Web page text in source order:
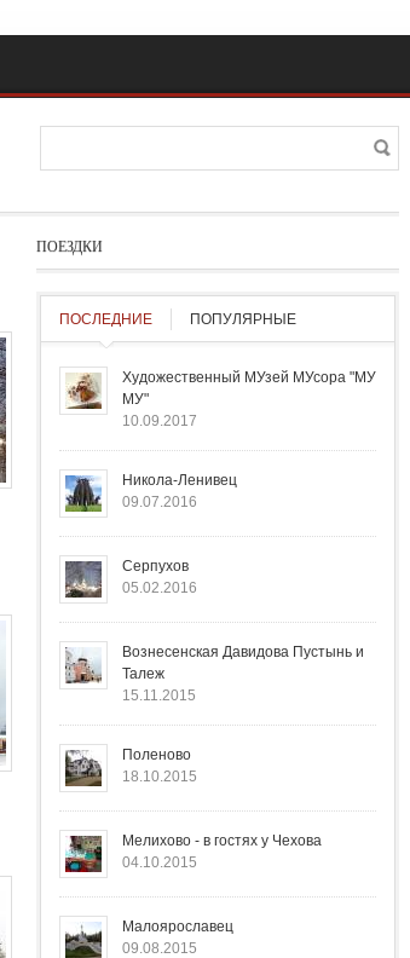
Форма поиска
Поиск
ПОЕЗДКИ
ПОСЛЕДНИЕ ПОПУЛЯРНЫЕ
Художественный МУзей МУсора "МУ
МУ"
10.09.2017
Никола-Ленивец
09.07.2016
Серпухов
05.02.2016
Вознесенская Давидова Пустынь и
Талеж
15.11.2015
Поленово
18.10.2015
Мелихово - в гостях у Чехова
04.10.2015
Малоярославец
09.08.2015